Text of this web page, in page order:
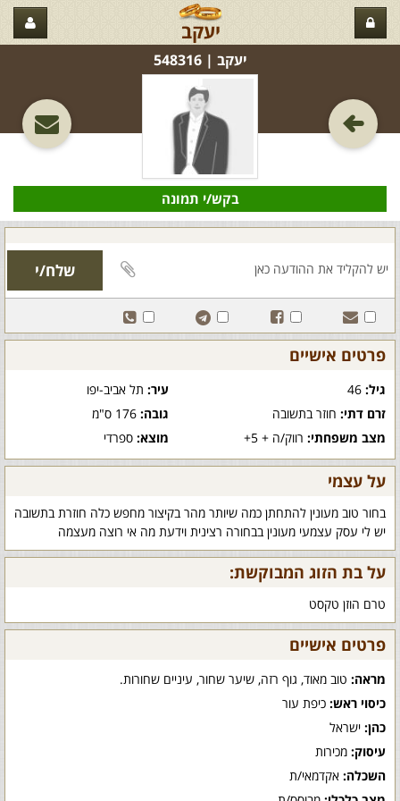
יעקב
יעקב‏ | 548316
בקש/י תמונה
פרטים אישיים
גיל: עיר:תל אביב-יפו
זרם דתי: חוזר בתשובה גובה:176 ס"מ
מצב משפחתי: רווק/ה + 5+ מוצא:ספרדי
על עצמי
בחור טוב מעונין להתחתן כמה שיותר מהר בקיצור מחפש כלה חוזרת בתשובה
יש לי עסק עצמעי מעונין בבחורה רצינית וידעת מה אי רוצה מעצמה
על בת הזוג המבוקשת:
טרם הוזן טקסט
פרטים אישיים
מראה: טוב מאוד, גוף רזה, שיער שחור, עיניים שחורות.
כיסוי ראש: כיפת עור
כהן: ישראל
עיסוק: מכירות
השכלה: אקדמאי/ת